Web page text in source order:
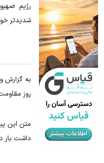
رژیم
شدیدتر
به گزارش
روز
متن این
داشت بار
آمپول‌های لاغری را ۱ میلیون تومان ارزان‌تر از همه‌جا بخر!